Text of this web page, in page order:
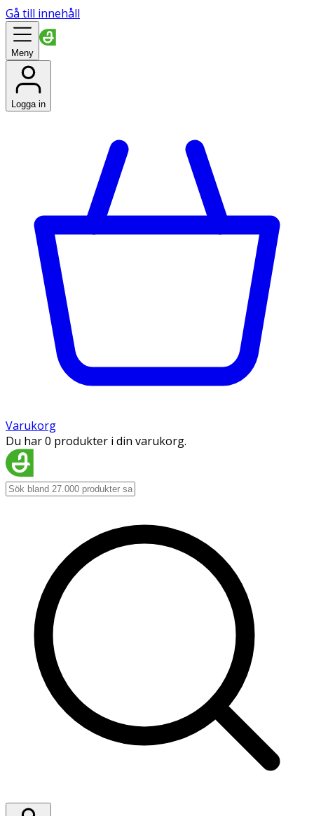
Gå till innehåll
Meny
Logga in
Varukorg
Du har 0 produkter i din varukorg.